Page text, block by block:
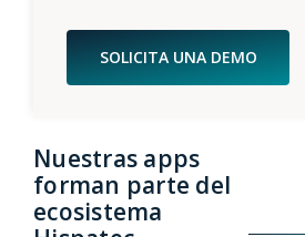
SOLICITA UNA DEMO
Nuestras apps
forman parte del
ecosistema